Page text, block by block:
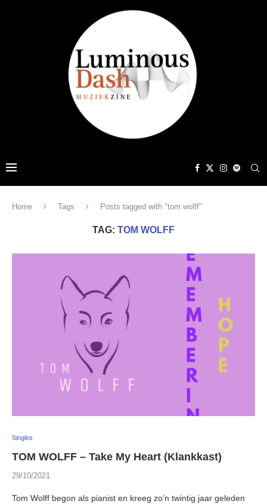
Home Tags Posts tagged with "tom wolff"
TAG: TOM WOLFF
Singles
TOM WOLFF – Take My Heart (Klankkast)
29/10/2021
Tom Wolff begon als pianist en kreeg zo’n twintig jaar geleden